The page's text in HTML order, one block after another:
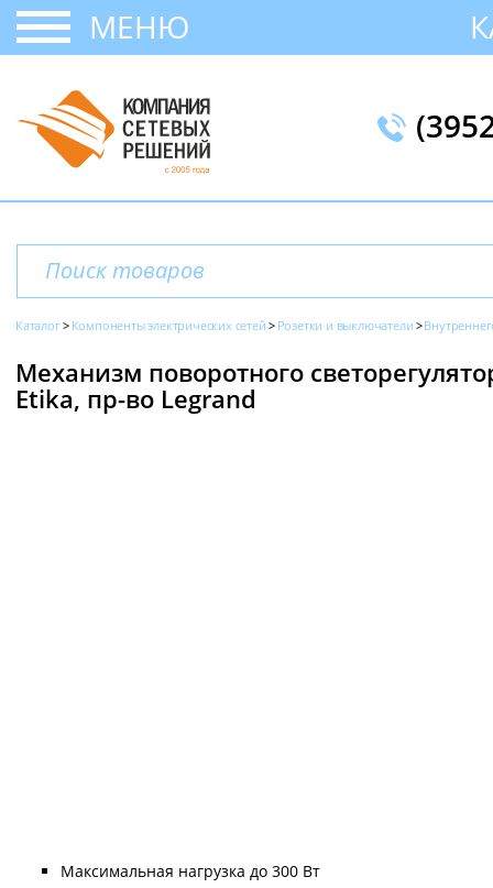
МЕНЮ
Каталог Компоненты электрических сетей Розетки и выключатели
Механизм поворотного
Etika, пр-во Legrand
Максимальная нагрузка до 300 Вт